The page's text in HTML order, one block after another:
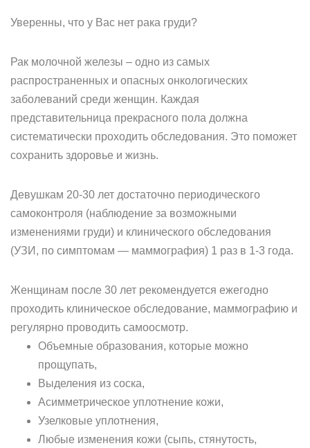
Уверенны, что у Вас нет рака груди?
Рак молочной железы – одно из самых
распространенных и опасных онкологических
заболеваний среди женщин. Каждая
представительница прекрасного пола должна
систематически проходить обследования. Это поможет
сохранить здоровье и жизнь.
Девушкам 20-30 лет достаточно периодического
самоконтроля (наблюдение за возможными
изменениями груди) и клинического обследования
(УЗИ, по симптомам — маммография) 1 раз в 1-3 года.
Женщинам после 30 лет рекомендуется ежегодно
проходить клиническое обследование, маммографию и
регулярно проводить самоосмотр.
Объемные образования, которые можно
прощупать,
Выделения из соска,
Асимметрическое уплотнение кожи,
Узелковые уплотнения,
Любые изменения кожи (сыпь, стянутость,